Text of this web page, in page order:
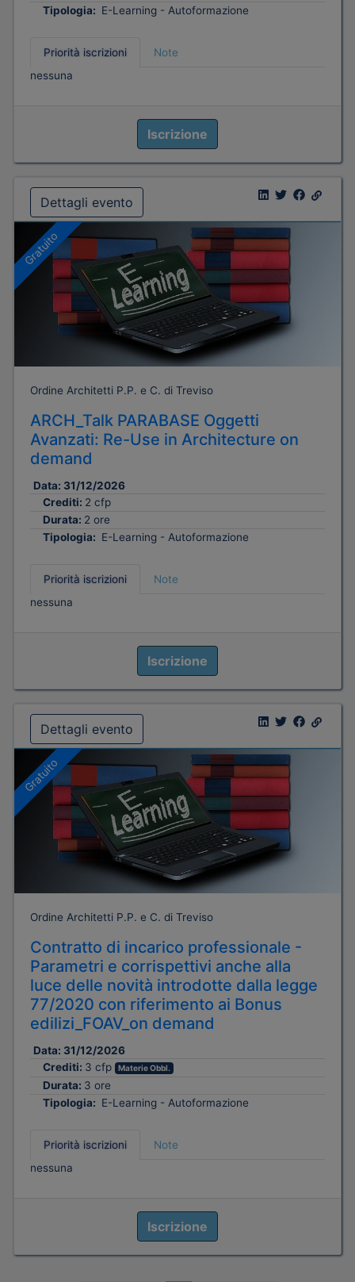
Tipologia: E-Learning - Autoformazione
Priorità iscrizioni
Note
nessuna
Iscrizione
Dettagli evento
Gratuito
Ordine Architetti P.P. e C. di Treviso
ARCH_Talk PARABASE Oggetti
Avanzati: Re-Use in Architecture on
demand
Data: 31/12/2026
Crediti: 2 cfp
Durata: 2 ore
Tipologia: E-Learning - Autoformazione
Priorità iscrizioni
Note
nessuna
Iscrizione
Dettagli evento
Gratuito
Ordine Architetti P.P. e C. di Treviso
Contratto di incarico professionale -
Parametri e corrispettivi anche alla
luce delle novità introdotte dalla legge
77/2020 con riferimento ai Bonus
edilizi_FOAV_on demand
Data: 31/12/2026
Crediti: 3 cfp Materie Obbl.
Durata: 3 ore
Tipologia: E-Learning - Autoformazione
Priorità iscrizioni
Note
nessuna
Iscrizione